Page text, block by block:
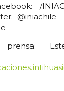
/
@iniachile